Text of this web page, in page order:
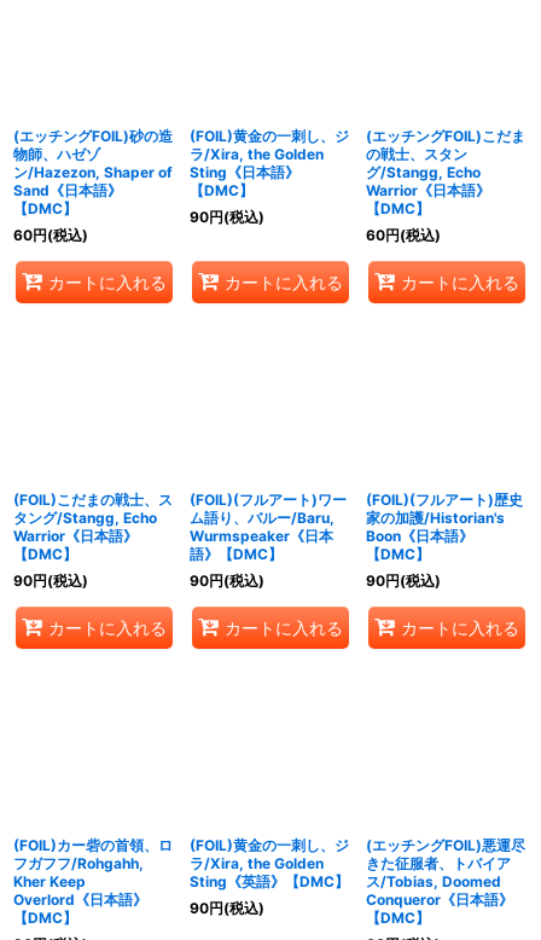
(エッチングFOIL)砂の造
物師、ハゼゾ
ン/Hazezon, Shaper of
Sand《日本語》
【DMC】
60円(税込)
カートに入れる
(FOIL)黄金の一刺し、ジ
ラ/Xira, the Golden
Sting《日本語》
【DMC】
90円(税込)
カートに入れる
(エッチングFOIL)こだま
の戦士、スタン
グ/Stangg, Echo
Warrior《日本語》
【DMC】
60円(税込)
カートに入れる
(FOIL)こだまの戦士、ス
タング/Stangg, Echo
Warrior《日本語》
【DMC】
90円(税込)
カートに入れる
(FOIL)(フルアート)ワー
ム語り、バルー/Baru,
Wurmspeaker《日本
語》【DMC】
90円(税込)
カートに入れる
(FOIL)(フルアート)歴史
家の加護/Historian's
Boon《日本語》
【DMC】
90円(税込)
カートに入れる
(FOIL)カー砦の首領、ロ
フガフフ/Rohgahh,
Kher Keep
Overlord《日本語》
【DMC】
(FOIL)黄金の一刺し、ジ
ラ/Xira, the Golden
Sting《英語》【DMC】
90円(税込)
(エッチングFOIL)悪運尽
きた征服者、トバイア
ス/Tobias, Doomed
Conqueror《日本語》
【DMC】